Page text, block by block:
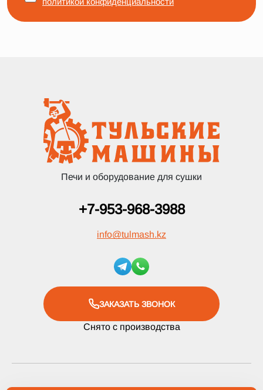
Печи и оборудование для сушки
+7-953-968-3988
info@tulmash.kz
ЗАКАЗАТЬ ЗВОНОК
Снято с производства